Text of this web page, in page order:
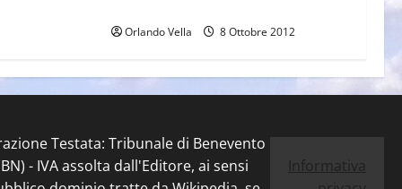
Orlando Vella 8 Ottobre 2012
Testata: Tribunale di Benevento
- IVA assolta dall'Editore, ai sensi
Informativa